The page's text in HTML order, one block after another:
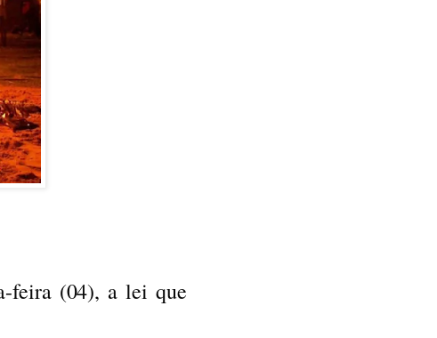
feira (04), a lei que